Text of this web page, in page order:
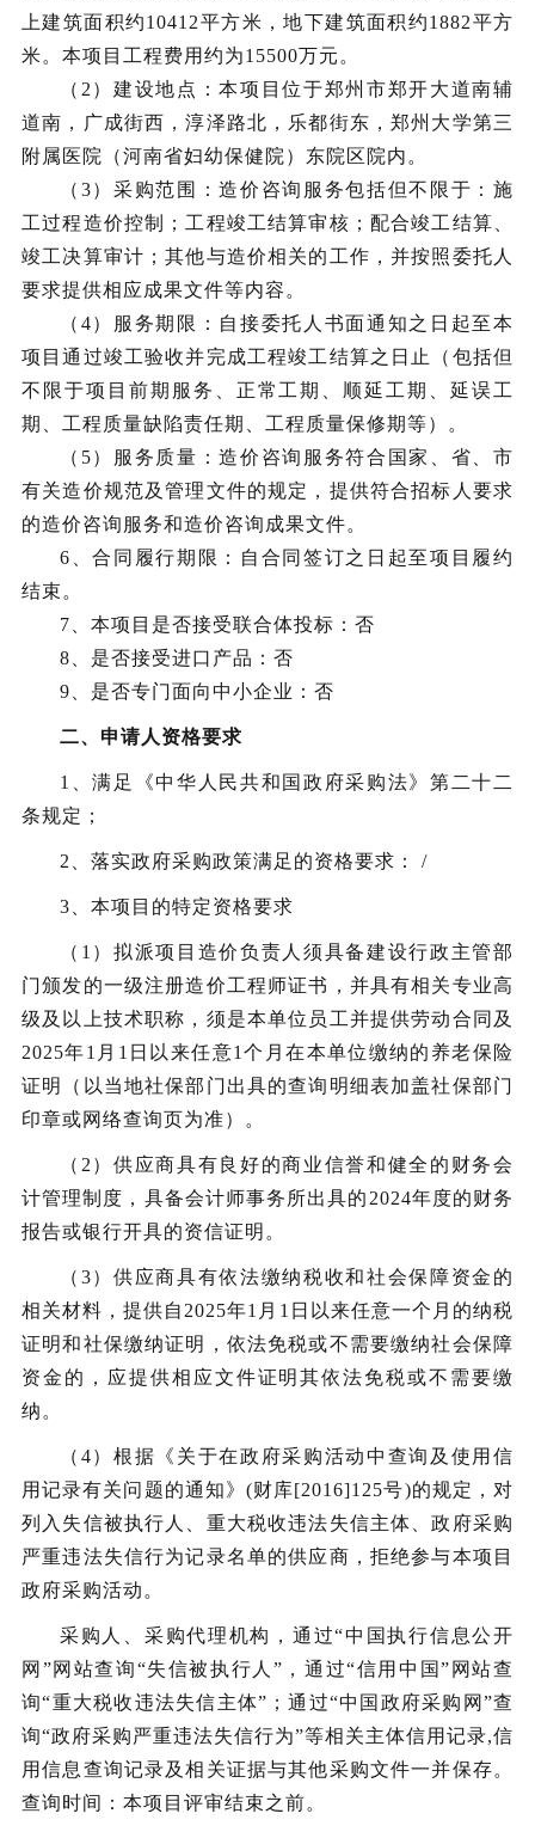
上建筑面积约10412平方米，地下建筑面积约1882平方
米。本项目工程费用约为15500万元 。
（ 2）建设地点：本项目位于郑州市郑开大道南辅
道南，广成街西，淳泽路北，乐都街东，郑州大学第三
附属医院（河南省妇幼保健院）东院区院内。
（ 3）采购范围：造价咨询服务包括但不限于：施
工过程造价控制；工程竣工结算审核；配合竣工结算、
竣工决算审计；其他与造价相关的工作，并按照委托人
要求提供相应成果文件等内容。
（ 4） 服务期限 ：自接委托人书面通知之日起至本
项目通过竣工验收并完成工程竣工结算之日止（包括但
不限于项目前期服务、正常工期、顺延工期、延误工
期、工程质量缺陷责任期、工程质量保修期等）。
（ 5） 服务质量 ：造价咨询服务符合国家、省、市
有关造价规范及管理文件的规定，提供符合招标人要求
的造价咨询服务和造价咨询成果文件。
6、合同履行期限：自合同签订之日起至项目履约
结束。
7、本项目是否接受联合体投标：否
8、是否接受进口产品：否
9、是否专门面向中小企业：否
二、 申请人资格要求
1、满足《中华人民共和国政府采购法》第二十二
条规定；
2、落实政府采购政策满足的资格要求： /
3、本项目的特定资格要求
（ 1）拟派项目造价负责人须具备建设行政主管部
门颁发的一级注册造价工程师证书，并具有相关专业高
级及以上技术职称， 须是本单位员工并提供劳动合同及
2025年1 月 1日以来任意1 个月在本单位缴纳的养老保险
证明（以当地社保部门出具的查询明细表加盖社保部门
印章或网络查询页为准）
。
（ 2 ）供应商具有良好的商业信誉和健全的财务会
计管理制度，具备会计师事务所出具的 2024年度的财务
报告或银行开具的资信证明。
（ 3）供应商具有依法缴纳税收和社会保障资金的
相关材料，提供自 2025年1 月 1日以来任意一个月的纳税
证明和社保缴纳证明，依法免税或不需要缴纳社会保障
资金的，应提供相应文件证明其依法免税或不需要缴
纳。
（ 4）根据《关于在政府采购活动中查询及使用信
用记录有关问题的通知》(财库[2016]125号)的规定，对
列入失信被执行人、重大税收违法失信主体、政府采购
严重违法失信行为记录名单的供应商，拒绝参与本项目
政府采购活动。
采购人、采购代理机构，通过“中国执行信息公开
网”网站查询“失信被执行人”，通过“信用中国”网站查
询“重大税收违法失信主体”；通过“中国政府采购网”查
询“政府采购严重违法失信行为”等相关主体信用记录,信
用信息查询记录及相关证据与其他采购文件一并保存。
查询时间：本项目评审结束之前。